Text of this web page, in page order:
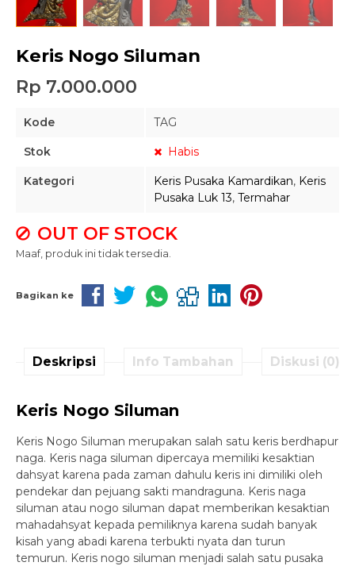
Keris Nogo Siluman
Rp 7.000.000
Kode TAG
Stok Habis
Kategori Keris Pusaka Kamardikan, Keris
Pusaka Luk 13, Termahar
OUT OF STOCK
Maaf, produk ini tidak tersedia.
Bagikan ke
Deskripsi Info Tambahan Diskusi (0)
Keris Nogo Siluman
Keris Nogo Siluman merupakan salah satu keris berdhapur
naga. Keris naga siluman dipercaya memiliki kesaktian
dahsyat karena pada zaman dahulu keris ini dimiliki oleh
pendekar dan pejuang sakti mandraguna. Keris naga
siluman atau nogo siluman dapat memberikan kesaktian
mahadahsyat kepada pemiliknya karena sudah banyak
kisah yang abadi karena terbukti nyata dan turun
temurun. Keris nogo siluman menjadi salah satu pusaka